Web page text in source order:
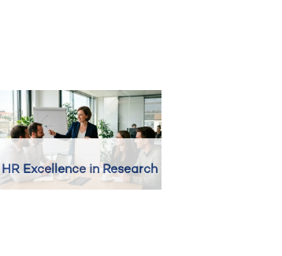
HR Excellence in Research